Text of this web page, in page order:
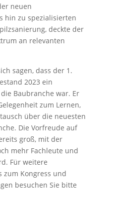
neuen
hin zu spezialisierten
deckte der
an relevanten
sagen, dass der 1.
2023 ein
Baubranche war. Er
zum Lernen,
über die neuesten
Die Vorfreude auf
groß, mit der
mehr Fachleute und
Für weitere
Kongress und
besuchen Sie bitte